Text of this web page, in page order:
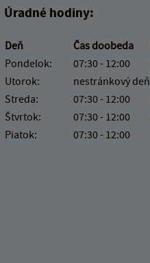
Úradné hodiny:
Deň Čas doobeda
Pondelok:
07:30 - 12:00
Utorok:
nestránkový deň
Streda:
07:30 - 12:00
Štvrtok:
07:30 - 12:00
Piatok:
07:30 - 12:00